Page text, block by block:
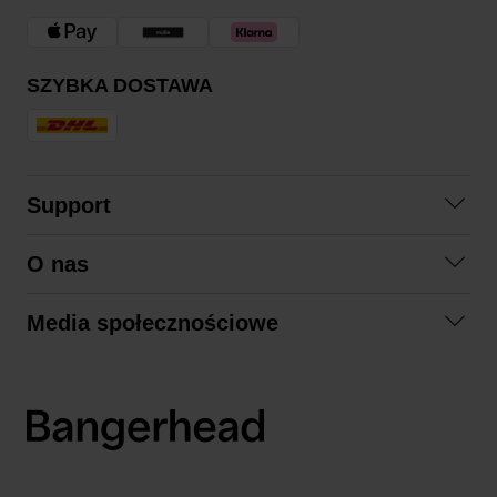
SZYBKA DOSTAWA
Support
Regulamin zakupów
O nas
Zrównoważony rozwój
Media społecznościowe
LinkedIn